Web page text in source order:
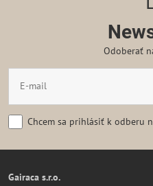
Odoberať
Chcem sa prihlásiť k odberu
Gairaca s.r.o.